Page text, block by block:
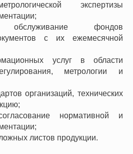
экспертизы
обслуживание фондов
с их ежемесячной
услуг в области
метрологии и
организаций, технических
нормативной и
листов продукции.